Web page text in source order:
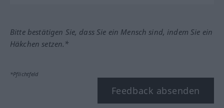
Bitte bestätigen Sie, dass Sie ein Mensch sind, indem Sie ein
Häkchen setzen.*
*Pflichtfeld
Feedback absenden